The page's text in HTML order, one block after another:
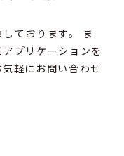
ております。 ま
プリケーションを
軽にお問い合わせ